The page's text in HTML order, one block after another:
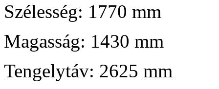
Szélesség: 1770 mm
Magasság: 1430 mm
Tengelytáv: 2625 mm